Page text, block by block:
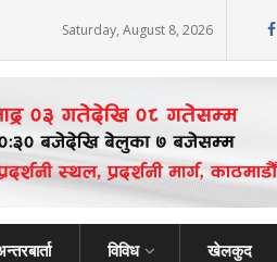
Saturday, August 8, 2026
विविध खेलकुद